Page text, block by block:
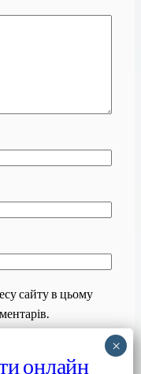
сайту в цьому
онлайн